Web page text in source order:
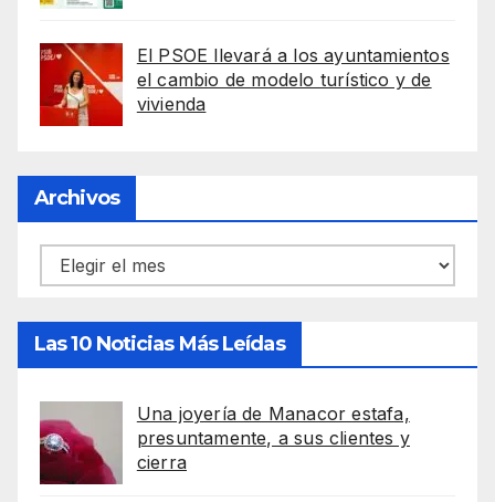
El PSOE llevará a los ayuntamientos
el cambio de modelo turístico y de
vivienda
Archivos
Archivos
Las 10 Noticias Más Leídas
Una joyería de Manacor estafa,
presuntamente, a sus clientes y
cierra